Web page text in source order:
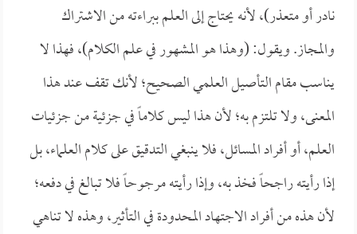
نادر أو متعذر)، لأنه يحتاج إلى العلم ببراءته من الاشتراك
والمجاز. ويقول: (وهذا هو المشهور في علم الكلام)، فهذا لا
يناسب مقام التأصيل العلمي الصحيح؛ لأنك تقف عند هذا
المعنى، ولا تلتزم به؛ لأن هذا ليس كلاماً في جزئية من جزئيات
العلم، أو أفراد المسائل، فلا ينبغي التدقيق على كلام العلماء، بل
إذا رأيته راجحاً فخذ به، وإذا رأيته مرجوحاً فلا تبالغ في دفعه؛
لأن هذه من أفراد الاجتهاد المحدودة في التأثير، وهذه لا تناهي